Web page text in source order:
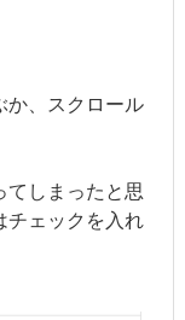
か、スクロール
てしまったと思
チェックを入れ